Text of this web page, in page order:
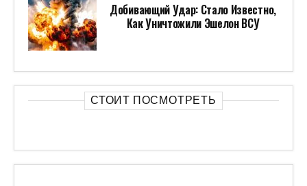
Добивающий Удар: Стало Известно,
Как Уничтожили Эшелон ВСУ
СТОИТ ПОСМОТРЕТЬ